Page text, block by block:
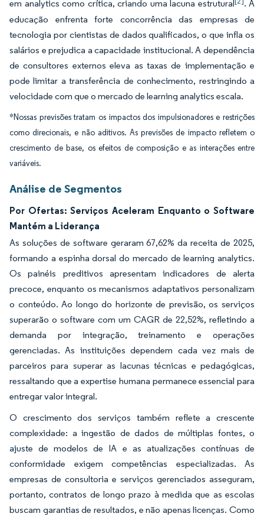
em analytics como crítica, criando uma lacuna estrutural
. A
educação enfrenta forte concorrência das empresas de
tecnologia por cientistas de dados qualificados, o que infla os
salários e prejudica a capacidade institucional. A dependência
de consultores externos eleva as taxas de implementação e
pode limitar a transferência de conhecimento, restringindo a
velocidade com que o mercado de learning analytics escala.
*Nossas previsões tratam os impactos dos impulsionadores e restrições
como direcionais, e não aditivos. As previsões de impacto refletem o
crescimento de base, os efeitos de composição e as interações entre
variáveis.
Análise de Segmentos
Por Ofertas: Serviços Aceleram Enquanto o Software
Mantém a Liderança
As soluções de software geraram 67,62% da receita de 2025,
formando a espinha dorsal do mercado de learning analytics.
Os painéis preditivos apresentam indicadores de alerta
precoce, enquanto os mecanismos adaptativos personalizam
o conteúdo. Ao longo do horizonte de previsão, os serviços
superarão o software com um CAGR de 22,52%, refletindo a
demanda por integração, treinamento e operações
gerenciadas. As instituições dependem cada vez mais de
parceiros para superar as lacunas técnicas e pedagógicas,
ressaltando que a expertise humana permanece essencial para
entregar valor integral.
O crescimento dos serviços também reflete a crescente
complexidade: a ingestão de dados de múltiplas fontes, o
ajuste de modelos de IA e as atualizações contínuas de
conformidade exigem competências especializadas. As
empresas de consultoria e serviços gerenciados asseguram,
portanto, contratos de longo prazo à medida que as escolas
buscam garantias de resultados, e não apenas licenças. Como